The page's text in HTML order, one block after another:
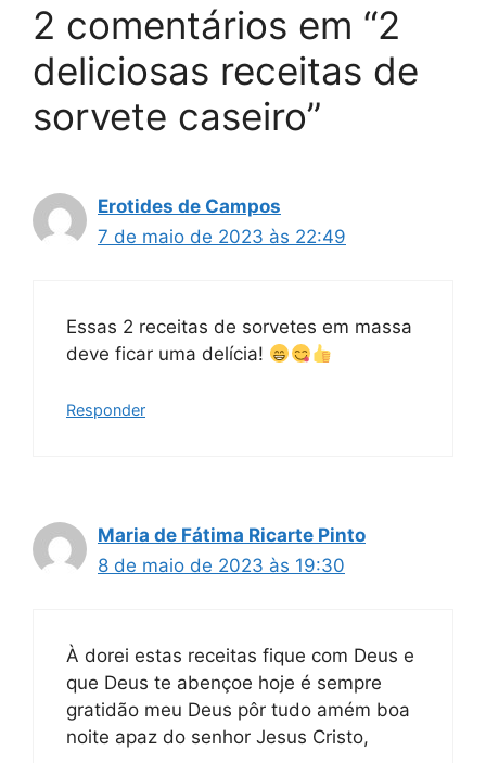
2 comentários em “2
deliciosas receitas de
sorvete caseiro”
Erotides de Campos
7 de maio de 2023 às 22:49
Essas 2 receitas de sorvetes em massa
deve ficar uma delícia!
Responder
Maria de Fátima Ricarte Pinto
8 de maio de 2023 às 19:30
À dorei estas receitas fique com Deus e
que Deus te abençoe hoje é sempre
gratidão meu Deus pôr tudo amém boa
noite apaz do senhor Jesus Cristo,